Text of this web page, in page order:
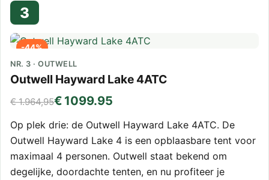
3
-44%
NR. 3 · OUTWELL
Outwell Hayward Lake 4ATC
€ 1.964,95€ 1099.95
Op plek drie: de Outwell Hayward Lake 4ATC. De
Outwell Hayward Lake 4 is een opblaasbare tent voor
maximaal 4 personen. Outwell staat bekend om
degelijke, doordachte tenten, en nu profiteer je